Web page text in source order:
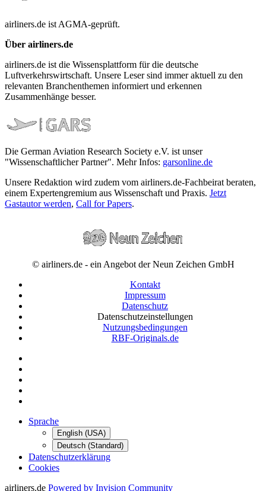
airliners.de ist AGMA-geprüft.
Über airliners.de
airliners.de ist die Wissensplattform für die deutsche
Luftverkehrswirtschaft. Unsere Leser sind immer aktuell zu den
relevanten Branchenthemen informiert und erkennen
Zusammenhänge besser.
Die German Aviation Research Society e.V. ist unser
"Wissenschaftlicher Partner". Mehr Infos: garsonline.de
Unsere Redaktion wird zudem vom airliners.de-Fachbeirat beraten,
einem Expertengremium aus Wissenschaft und Praxis. Jetzt
Gastautor werden, Call for Papers.
© airliners.de - ein Angebot der Neun Zeichen GmbH
Kontakt
Impressum
Datenschutz
Datenschutzeinstellungen
Nutzungsbedingungen
RBF-Originals.de
Sprache
English (USA)
Deutsch (Standard)
Datenschutzerklärung
Cookies
airliners.de Powered by Invision Community